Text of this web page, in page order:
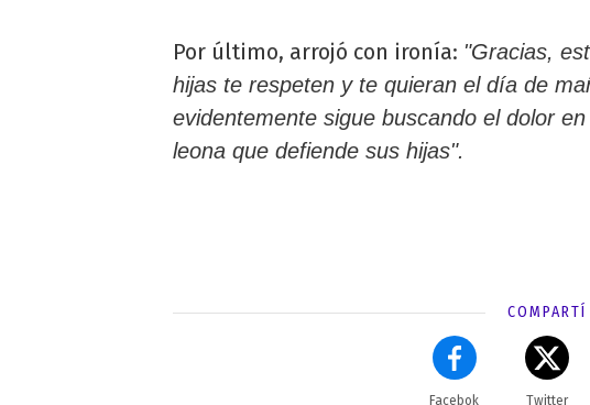
Por último, arrojó con ironía: "Gracias,
hijas te respeten y te quieran el día de
evidentemente sigue buscando el dolor
leona que defiende sus hijas".
COMPARTÍ
Facebok Twitter